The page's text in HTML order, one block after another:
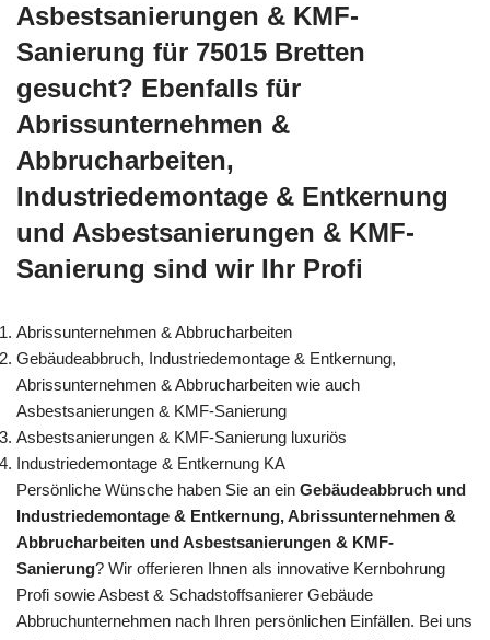
Asbestsanierungen & KMF-
Sanierung für 75015 Bretten
gesucht? Ebenfalls für
Abrissunternehmen &
Abbrucharbeiten,
Industriedemontage & Entkernung
und Asbestsanierungen & KMF-
Sanierung sind wir Ihr Profi
Abrissunternehmen & Abbrucharbeiten
Gebäudeabbruch, Industriedemontage & Entkernung,
Abrissunternehmen & Abbrucharbeiten wie auch
Asbestsanierungen & KMF-Sanierung
Asbestsanierungen & KMF-Sanierung luxuriös
Industriedemontage & Entkernung KA
Persönliche Wünsche haben Sie an ein Gebäudeabbruch und
Industriedemontage & Entkernung, Abrissunternehmen &
Abbrucharbeiten und Asbestsanierungen & KMF-
Sanierung? Wir offerieren Ihnen als innovative Kernbohrung
Profi sowie Asbest & Schadstoffsanierer Gebäude
Abbruchunternehmen nach Ihren persönlichen Einfällen. Bei uns